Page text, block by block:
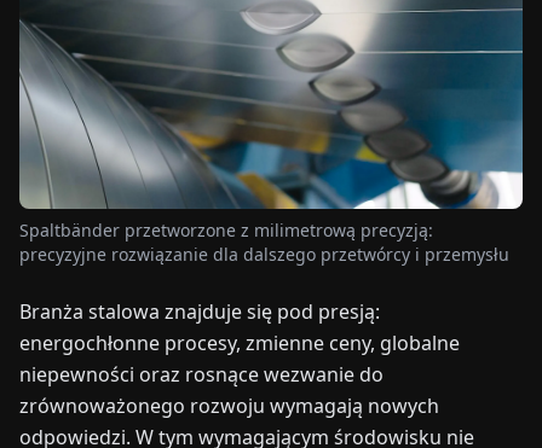
PAPER
TARGI
NAS
ENDEFRESIT NLPL HU
Spaltbänder przetworzone z milimetrową precyzją:
precyzyjne rozwiązanie dla dalszego przetwórcy i przemysłu
Branża stalowa znajduje się pod presją:
energochłonne procesy, zmienne ceny, globalne
niepewności oraz rosnące wezwanie do
zrównoważonego rozwoju wymagają nowych
odpowiedzi. W tym wymagającym środowisku nie